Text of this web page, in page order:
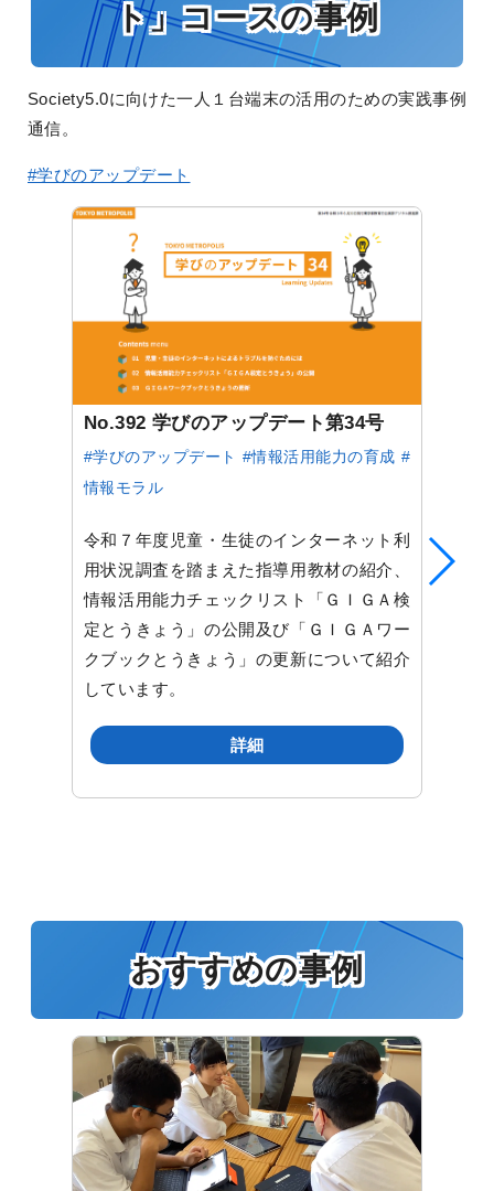
ト」コースの事例
Society5.0に向けた一人１台端末の活用のための実践事例
通信。
#学びのアップデート
No.392 学びのアップデート第34号
#学びのアップデート #情報活用能力の育成 #
情報モラル
令和７年度児童・生徒のインターネット利
用状況調査を踏まえた指導用教材の紹介、
情報活用能力チェックリスト「ＧＩＧＡ検
定とうきょう」の公開及び「ＧＩＧＡワー
クブックとうきょう」の更新について紹介
しています。
詳細
おすすめの事例